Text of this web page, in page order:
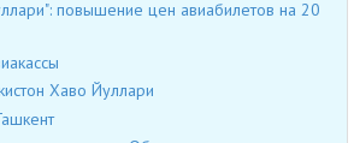
повышение цен авиабилетов на 20
Хаво Йуллари